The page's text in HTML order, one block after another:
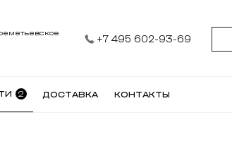
+7 495 602-93-69
2 ДОСТАВКА КОНТАКТЫ